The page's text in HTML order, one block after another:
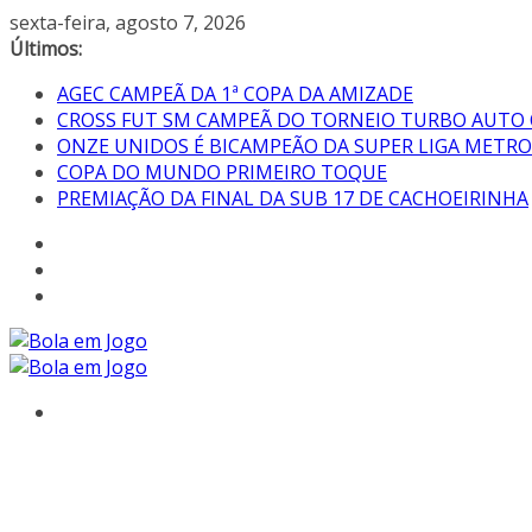
sexta-feira, agosto 7, 2026
Últimos:
AGEC CAMPEÃ DA 1ª COPA DA AMIZADE
CROSS FUT SM CAMPEÃ DO TORNEIO TURBO AUTO
ONZE UNIDOS É BICAMPEÃO DA SUPER LIGA
COPA DO MUNDO PRIMEIRO TOQUE
PREMIAÇÃO DA FINAL DA SUB 17 DE CACHOEIRINHA